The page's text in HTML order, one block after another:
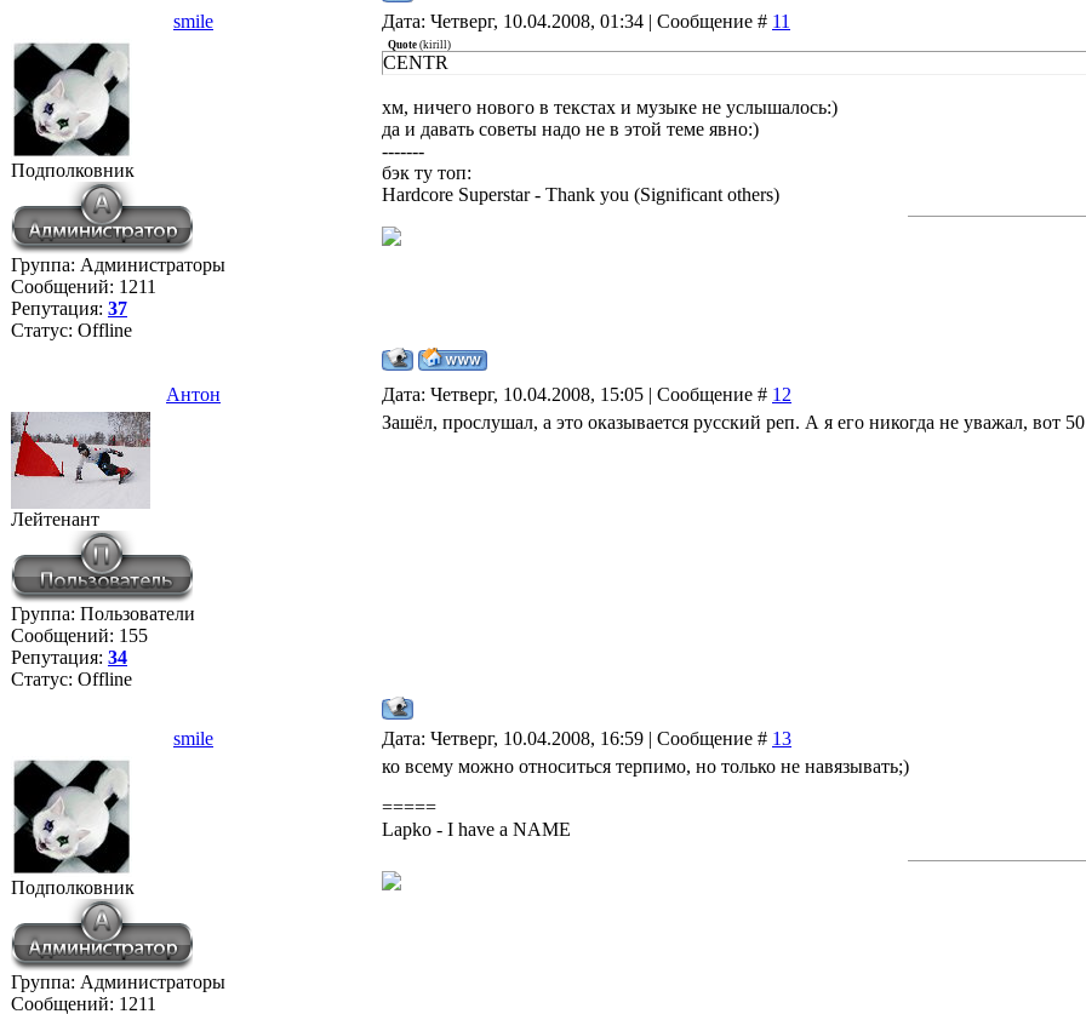
smile Дата: Четверг, 10.04.2008, 01:34 | Сообщение # 11
Подполковник
Группа: Администраторы
Сообщений: 1211
Репутация: 37
Статус: Offline
Quote (kirill)
CENTR
хм, ничего нового в текстах и музыке не услышалось:)
да и давать советы надо не в этой теме явно:)
-------
бэк ту топ:
Hardcore Superstar - Thank you (Significant others)
Антон Дата: Четверг, 10.04.2008, 15:05 | Сообщение # 12
Лейтенант
Группа: Пользователи
Сообщений: 155
Репутация: 34
Статус: Offline
Зашёл, прослушал, а это оказывается русский реп. А я его никогда не уважал, вот
smile Дата: Четверг, 10.04.2008, 16:59 | Сообщение # 13
Подполковник
Группа: Администраторы
Сообщений: 1211
ко всему можно относиться терпимо, но только не навязывать;)
=====
Lapko - I have a NAME